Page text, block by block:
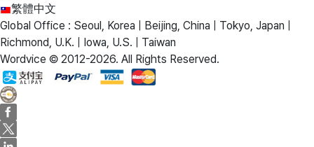
繁體中文
Global Office : Seoul, Korea | Beijing, China | Tokyo, Japan |
Richmond, U.K. | Iowa, U.S. | Taiwan
Wordvice © 2012-2026. All Rights Reserved.